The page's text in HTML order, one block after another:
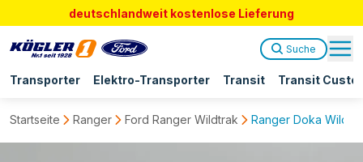
deutschlandweit kostenlose Lieferung
Transporter Elektro-Transporter Transit Transit
Suche
Startseite Ranger Ford Ranger Wildtrak Ranger Doka